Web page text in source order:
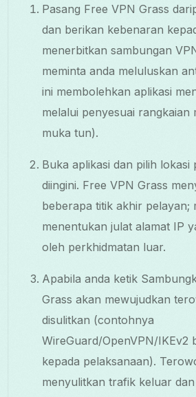
Pasang Free VPN Grass
dan berikan kebenaran
menerbitkan sambungan
meminta anda meluluskan
ini membolehkan aplikasi
melalui penyesuai rangkaian
muka tun).
Buka aplikasi dan pilih lokasi
diingini. Free VPN Grass
beberapa titik akhir pelayan;
menentukan julat alamat IP
oleh perkhidmatan luar.
Apabila anda ketik
Grass akan mewujudkan
disulitkan (contohnya
WireGuard/OpenVPN/IKEv2
kepada pelaksanaan).
menyulitkan trafik keluar